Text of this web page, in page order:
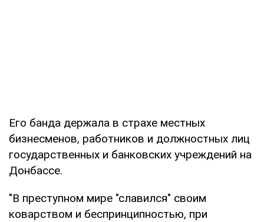
Его банда держала в страхе местных
бизнесменов, работников и должностных лиц
государственных и банковских учреждений на
Донбассе.
"В преступном мире "славился" своим
коварством и беспринципностью, при